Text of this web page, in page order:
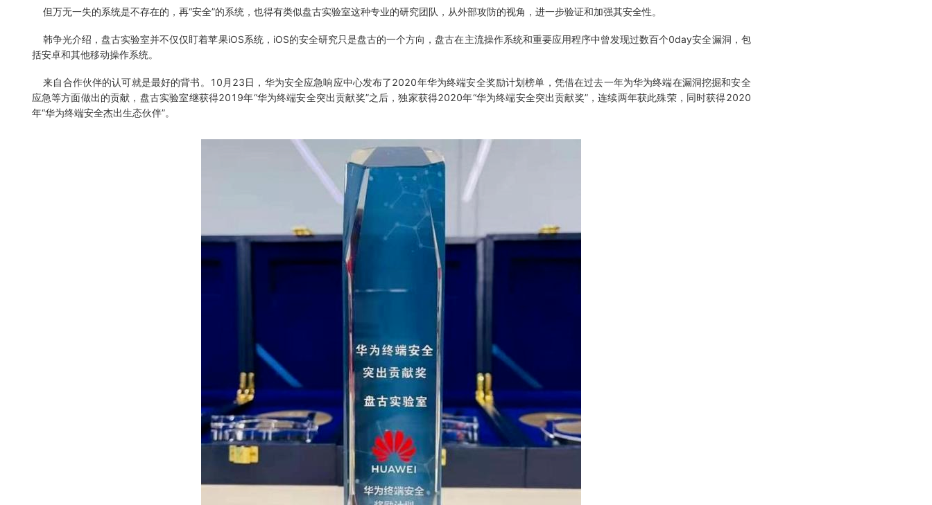
但万无一失的系统是不存在的，再“安全”的系统，也得有类似盘古实验室这种专业的研究团队，从外部攻防的视角，进一步验证和加强其安全性。
韩争光介绍，盘古实验室并不仅仅盯着苹果iOS系统，iOS的安全研究只是盘古的一个方向，盘古在主流操作系统和重要应用程序中曾发现过数百个0day安全漏洞，包
括安卓和其他移动操作系统。
来自合作伙伴的认可就是最好的背书。10月23日，华为安全应急响应中心发布了2020年华为终端安全奖励计划榜单，凭借在过去一年为华为终端在漏洞挖掘和安全
应急等方面做出的贡献，盘古实验室继获得2019年“华为终端安全突出贡献奖”之后，独家获得2020年“华为终端安全突出贡献奖”，连续两年获此殊荣，同时获得2020
年“华为终端安全杰出生态伙伴”。